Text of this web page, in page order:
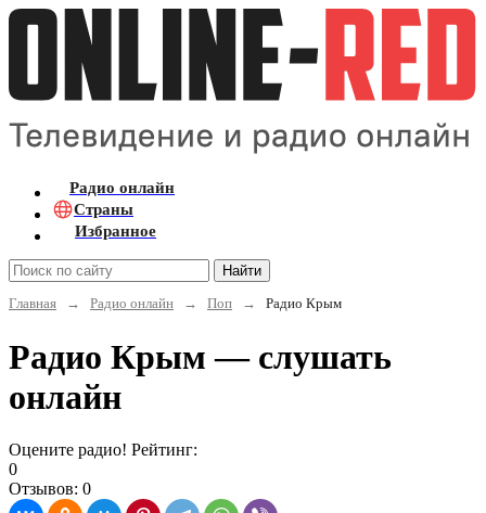
Радио онлайн
Страны
Избранное
Найти
Главная
→ Радио онлайн → Поп → Радио Крым
Радио Крым — слушать
онлайн
Оцените радио! Рейтинг:
0
Отзывов: 0